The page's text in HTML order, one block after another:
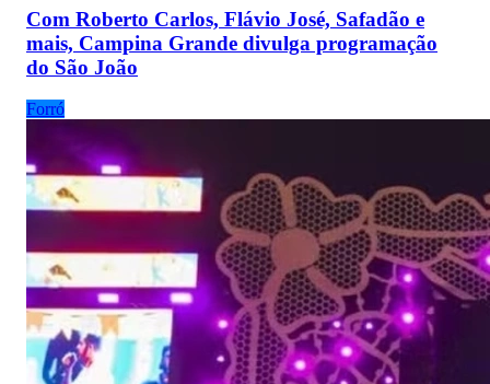
Com Roberto Carlos, Flávio José, Safadão e
mais, Campina Grande divulga programação
do São João
Forró